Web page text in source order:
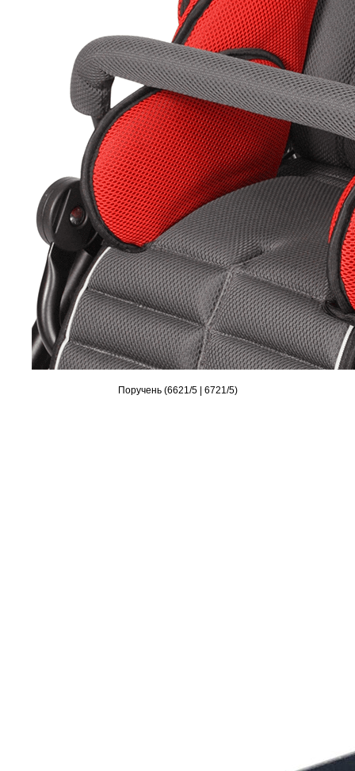
Поручень (6621/5 | 6721/5)